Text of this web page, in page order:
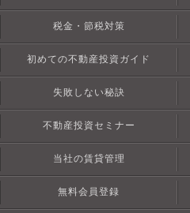
税金・節税対策
初めての不動産投資ガイド
失敗しない秘訣
不動産投資セミナー
当社の賃貸管理
無料会員登録